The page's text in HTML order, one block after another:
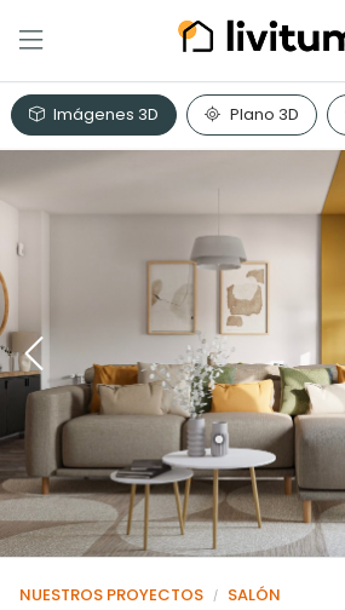
Imágenes 3D Plano 3D
NUESTROS PROYECTOS / SALÓN